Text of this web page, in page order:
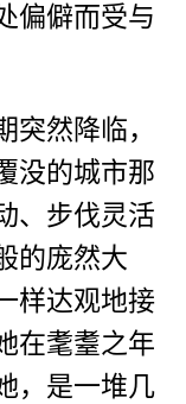
偏僻而受与
然降临，
没的城市那
、步伐灵活
的庞然大
样达观地接
在耄耋之年
，是一堆几